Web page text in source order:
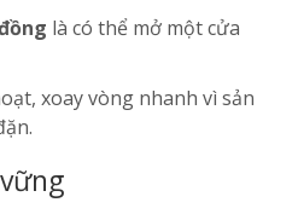
là có thể mở một cửa
xoay vòng nhanh vì sản